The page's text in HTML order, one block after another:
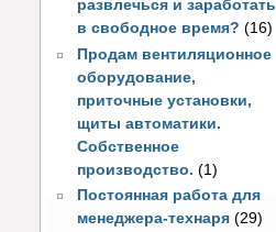
развлечься и заработать
в свободное время? (16)
Продам вентиляционное
оборудование,
приточные установки,
щиты автоматики.
Собственное
производство. (1)
Постоянная работа для
менеджера-технаря (29)